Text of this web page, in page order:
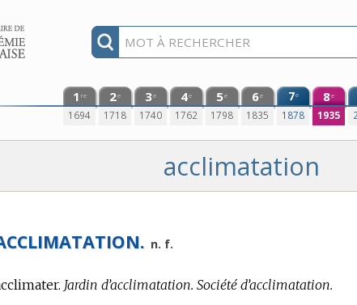
1 re
1694
2e
1718
3e
1740
4e
1762
5e
1798
6e
1835
7e
1878
8e
1935
acclimatation
n. f.
Jardin d’acclimatation. Société d’acclimatation.